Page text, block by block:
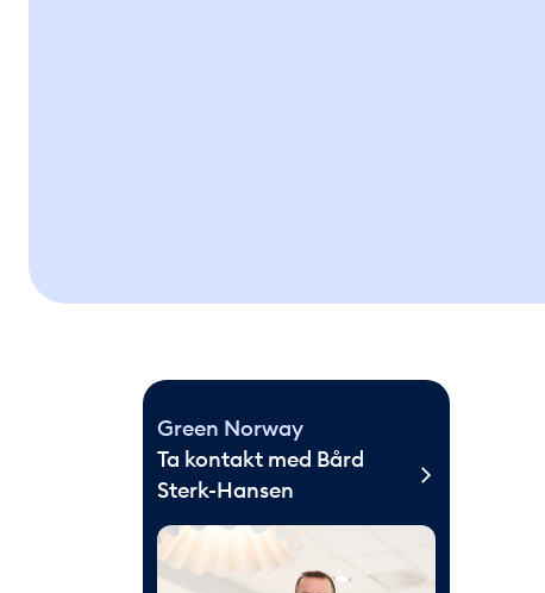
Green Norway
Ta kontakt med Bård
Sterk-Hansen